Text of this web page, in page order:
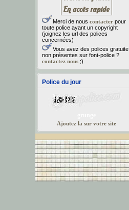
Merci de nous contacterpour
toute police ayant un copyright
(joignez les url des polices
concernées)
Vous avez des polices gratuite
non présentes sur font-police ?
contactez nous;)
Police du jour
Ajoutez la sur votre site